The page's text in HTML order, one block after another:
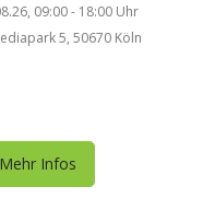
09:00 - 18:00 Uhr
5, 50670 Köln
Mehr Infos